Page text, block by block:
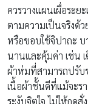
ควรวางแผนเผื่อระ
ตามความเป็นจริงด้
หรือขอบใช้จิปาถะ บ
นานและคุ้มค่า เช่น
ผ้าห่มที่สามารถปรับ
เนื้อผ้าชั้นดีที่แม้จะร
ระงับจิตใจ ไม่ให้กด